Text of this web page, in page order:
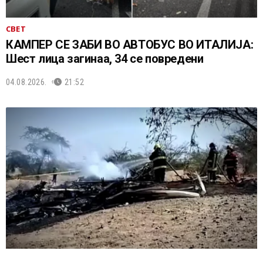
СВЕТ
КАМПЕР СЕ ЗАБИ ВО АВТОБУС ВО ИТАЛИЈА:
Шест лица загинаа, 34 се повредени
04.08.2026. 21:52